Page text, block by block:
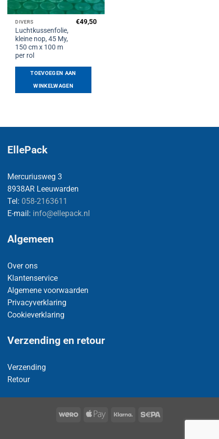
DIVERS
Luchtkussenfolie,
kleine nop, 45 My,
150 cm x 100 m
per rol
€49,50
TOEVOEGEN AAN
WINKELWAGEN
EllePack
Mercuriusweg 3
8938AR Leeuwarden
Tel: 058-2163611
E-mail: info@ellepack.nl
Algemeen
Over ons
Klantenservice
Algemene voorwaarden
Privacyverklaring
Cookieverklaring
Verzending en retour
Verzending
Retour
Wero
Apple
Klarna